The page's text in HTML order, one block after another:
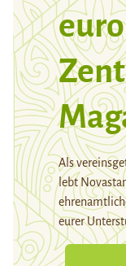
Als
lebt
eurer